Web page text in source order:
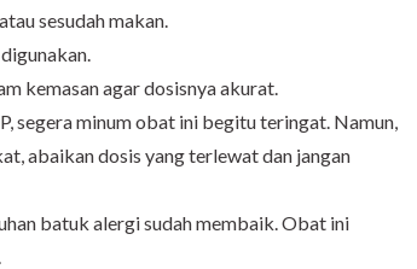
sesudah makan.
kemasan agar dosisnya akurat.
segera minum obat ini begitu teringat. Namun,
abaikan dosis yang terlewat dan jangan
batuk alergi sudah membaik. Obat ini